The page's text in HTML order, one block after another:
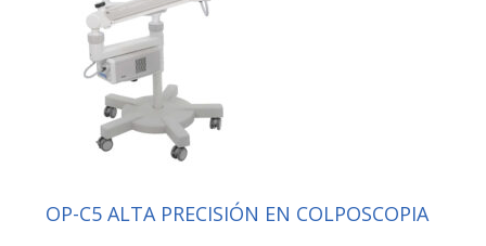
OP-C5 ALTA PRECISIÓN EN COLPOSCOPIA